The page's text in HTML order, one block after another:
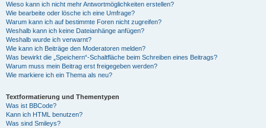
Wieso kann ich nicht mehr Antwortmöglichkeiten erstellen?
Wie bearbeite oder lösche ich eine Umfrage?
Warum kann ich auf bestimmte Foren nicht zugreifen?
Weshalb kann ich keine Dateianhänge anfügen?
Weshalb wurde ich verwarnt?
Wie kann ich Beiträge den Moderatoren melden?
Was bewirkt die „Speichern“-Schaltfläche beim Schreiben eines Beitrags?
Warum muss mein Beitrag erst freigegeben werden?
Wie markiere ich ein Thema als neu?
Textformatierung und Thementypen
Was ist BBCode?
Kann ich HTML benutzen?
Was sind Smileys?